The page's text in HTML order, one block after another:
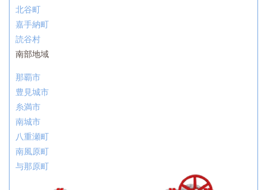
北谷町
嘉手納町
読谷村
南部地域
那覇市
豊見城市
糸満市
南城市
八重瀬町
南風原町
与那原町